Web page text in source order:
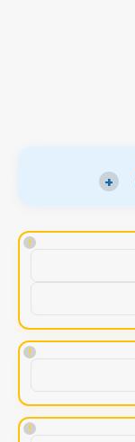
+
!
!
!